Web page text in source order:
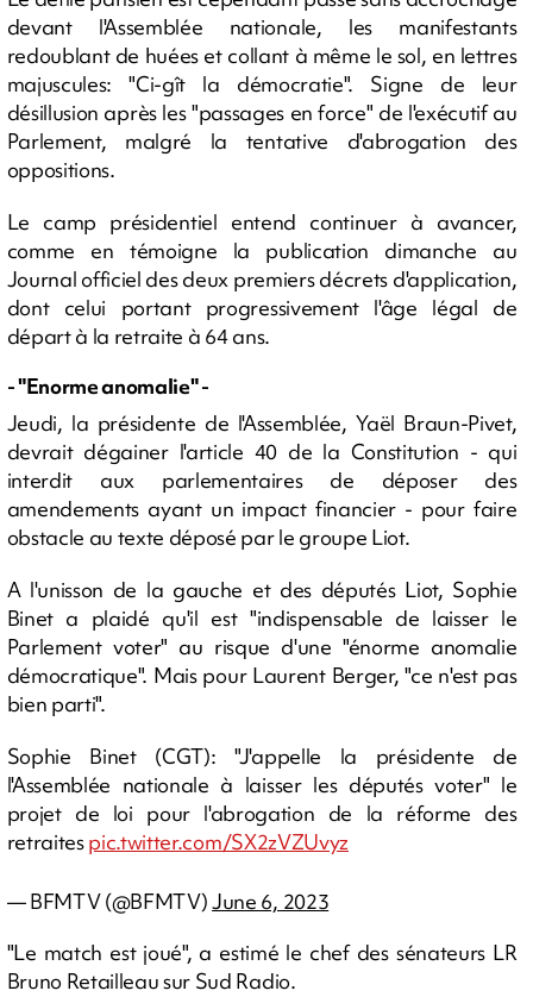
devant l'Assemblée nationale, les manifestants
redoublant de huées et collant à même le sol, en lettres
majuscules: "Ci-gît la démocratie". Signe de leur
désillusion après les "passages en force" de l'exécutif au
Parlement, malgré la tentative d'abrogation des
oppositions.
Le camp présidentiel entend continuer à avancer,
comme en témoigne la publication dimanche au
Journal officiel des deux premiers décrets d'application,
dont celui portant progressivement l'âge légal de
départ à la retraite à 64 ans.
- "Enorme anomalie" -
Jeudi, la présidente de l'Assemblée, Yaël Braun-Pivet,
devrait dégainer l'article 40 de la Constitution - qui
interdit aux parlementaires de déposer des
amendements ayant un impact financier - pour faire
obstacle au texte déposé par le groupe Liot.
A l'unisson de la gauche et des députés Liot, Sophie
Binet a plaidé qu'il est "indispensable de laisser le
Parlement voter" au risque d'une "énorme anomalie
démocratique". Mais pour Laurent Berger, "ce n'est pas
bien parti".
Sophie Binet (CGT): "J'appelle la présidente de
l'Assemblée nationale à laisser les députés voter" le
projet de loi pour l'abrogation de la réforme des
retraitespic.twitter.com/SX2zVZUvyz
— BFMTV (@BFMTV)June 6, 2023
"Le match est joué", a estimé le chef des sénateurs LR
Bruno Retailleau sur Sud Radio.